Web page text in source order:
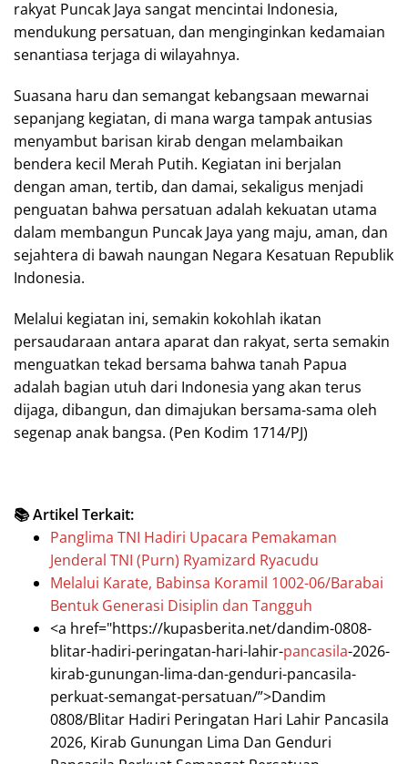
rakyat Puncak Jaya sangat mencintai Indonesia,
mendukung persatuan, dan menginginkan kedamaian
senantiasa terjaga di wilayahnya.
Suasana haru dan semangat kebangsaan mewarnai
sepanjang kegiatan, di mana warga tampak antusias
menyambut barisan kirab dengan melambaikan
bendera kecil Merah Putih. Kegiatan ini berjalan
dengan aman, tertib, dan damai, sekaligus menjadi
penguatan bahwa persatuan adalah kekuatan utama
dalam membangun Puncak Jaya yang maju, aman, dan
sejahtera di bawah naungan Negara Kesatuan Republik
Indonesia.
Melalui kegiatan ini, semakin kokohlah ikatan
persaudaraan antara aparat dan rakyat, serta semakin
menguatkan tekad bersama bahwa tanah Papua
adalah bagian utuh dari Indonesia yang akan terus
dijaga, dibangun, dan dimajukan bersama-sama oleh
segenap anak bangsa. (Pen Kodim 1714/PJ)
📚 Artikel Terkait:
Panglima TNI Hadiri Upacara Pemakaman
Jenderal TNI (Purn) Ryamizard Ryacudu
Melalui Karate, Babinsa Koramil 1002-06/Barabai
Bentuk Generasi Disiplin dan Tangguh
<a href="https://kupasberita.net/dandim-0808-
blitar-hadiri-peringatan-hari-lahir-pancasila-2026-
kirab-gunungan-lima-dan-genduri-pancasila-
perkuat-semangat-persatuan/”>Dandim
0808/Blitar Hadiri Peringatan Hari Lahir Pancasila
2026, Kirab Gunungan Lima Dan Genduri